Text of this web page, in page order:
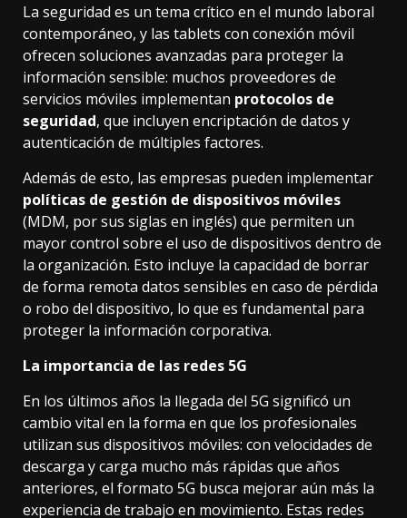
La seguridad es un tema crítico en el mundo laboral
contemporáneo, y las tablets con conexión móvil
ofrecen soluciones avanzadas para proteger la
información sensible: muchos proveedores de
servicios móviles implementan protocolos de
seguridad, que incluyen encriptación de datos y
autenticación de múltiples factores.
Además de esto, las empresas pueden implementar
políticas de gestión de dispositivos móviles
(MDM, por sus siglas en inglés) que permiten un
mayor control sobre el uso de dispositivos dentro de
la organización. Esto incluye la capacidad de borrar
de forma remota datos sensibles en caso de pérdida
o robo del dispositivo, lo que es fundamental para
proteger la información corporativa.
La importancia de las redes 5G
En los últimos años la llegada del 5G significó un
cambio vital en la forma en que los profesionales
utilizan sus dispositivos móviles: con velocidades de
descarga y carga mucho más rápidas que años
anteriores, el formato 5G busca mejorar aún más la
experiencia de trabajo en movimiento. Estas redes